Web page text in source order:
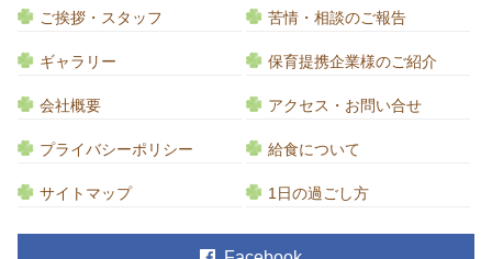
ご挨拶・スタッフ 苦情・相談のご報告
ギャラリー 保育提携企業様のご紹介
会社概要 アクセス・お問い合せ
プライバシーポリシー 給食について
サイトマップ 1日の過ごし方